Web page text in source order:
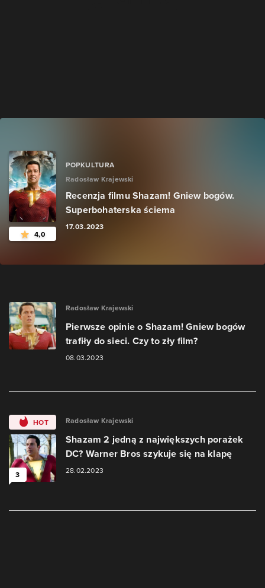
4,0
POPKULTURA
Radosław Krajewski
Recenzja filmu Shazam! Gniew bogów.
Superbohaterska ściema
17.03.2023
Radosław Krajewski
Pierwsze opinie o Shazam! Gniew bogów
trafiły do sieci. Czy to zły film?
08.03.2023
HOT
3
Radosław Krajewski
Shazam 2 jedną z największych porażek
DC? Warner Bros szykuje się na klapę
28.02.2023